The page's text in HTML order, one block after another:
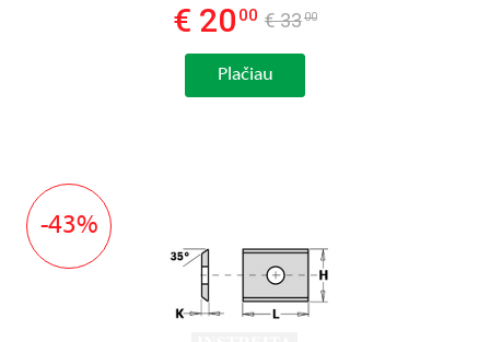
€ 20 00 € 3300
Plačiau
-43%